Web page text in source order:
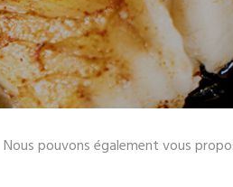
Nous pouvons également vous